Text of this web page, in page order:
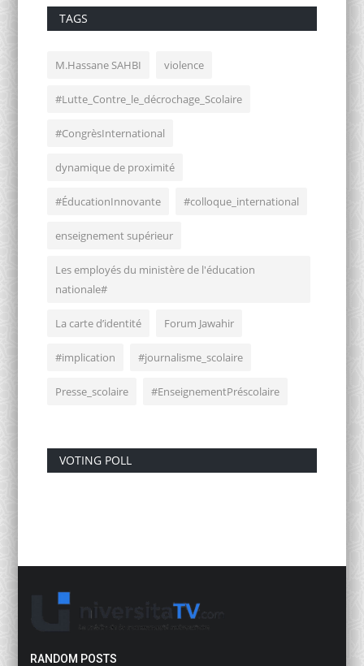
TAGS
M.Hassane SAHBI violence
#Lutte_Contre_le_décrochage_Scolaire
#CongrèsInternational
dynamique de proximité
#ÉducationInnovante #colloque_international
enseignement supérieur
Les employés du ministère de l'éducation
nationale#
La carte d’identité Forum Jawahir
#implication #journalisme_scolaire
Presse_scolaire #EnseignementPréscolaire
VOTING POLL
RANDOM POSTS